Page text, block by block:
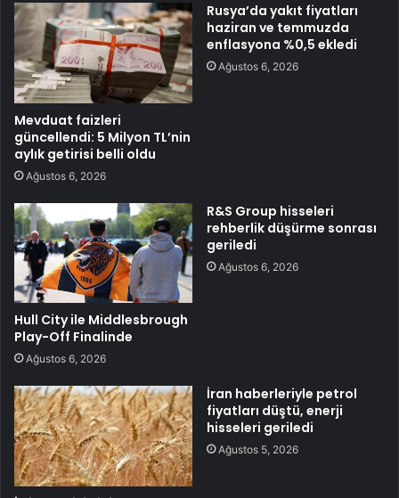
Mevduat faizleri
güncellendi: 5 Milyon TL’nin
aylık getirisi belli oldu
Ağustos 6, 2026
Rusya’da yakıt fiyatları
haziran ve temmuzda
enflasyona %0,5 ekledi
Ağustos 6, 2026
Hull City ile Middlesbrough
Play-Off Finalinde
Ağustos 6, 2026
R&S Group hisseleri
rehberlik düşürme sonrası
geriledi
Ağustos 6, 2026
İran haberleriyle petrol
fiyatları düştü, enerji
hisseleri geriledi
Ağustos 5, 2026